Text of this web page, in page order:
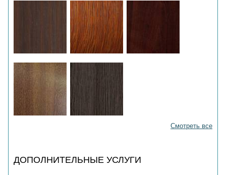
Смотреть все
ДОПОЛНИТЕЛЬНЫЕ УСЛУГИ